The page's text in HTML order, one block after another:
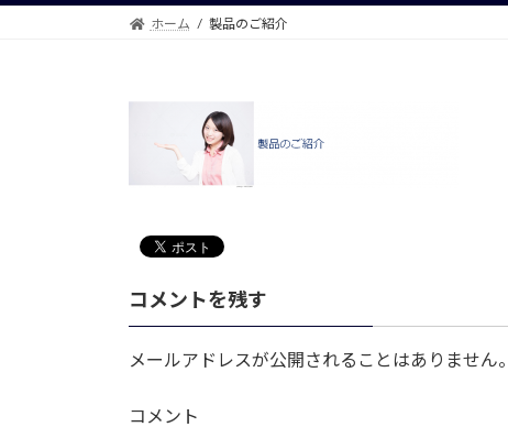
ホーム 製品のご紹介
コメントを残す
メールアドレスが公開されることはありません。
コメント